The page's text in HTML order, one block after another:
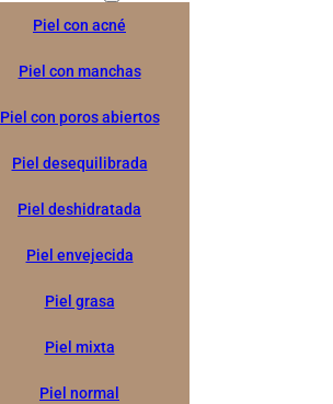
Piel con acné
Piel con manchas
Piel con poros abiertos
Piel desequilibrada
Piel deshidratada
Piel envejecida
Piel grasa
Piel mixta
Piel normal